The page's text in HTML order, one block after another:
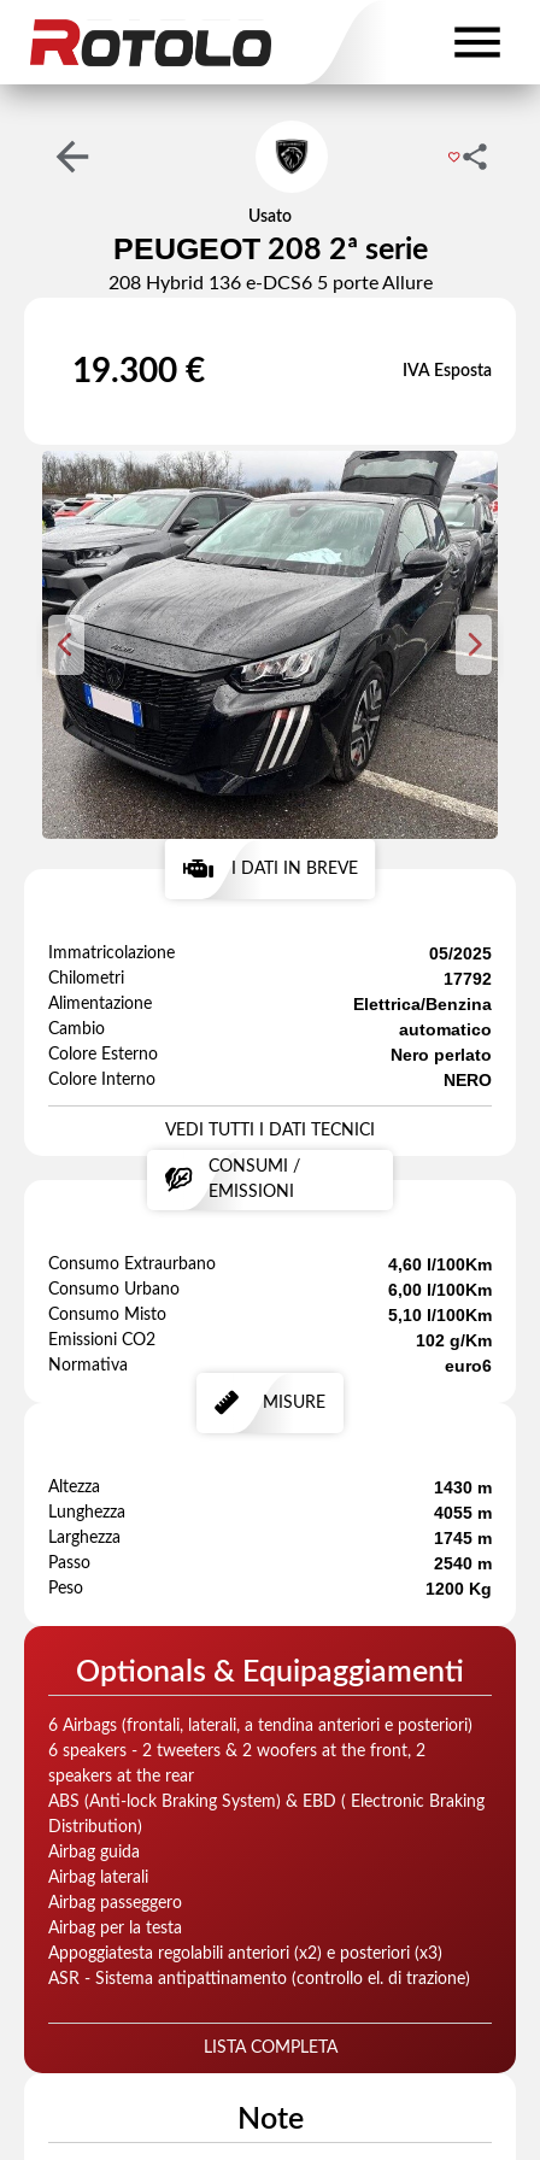
Usato
PEUGEOT208 2ª serie
208 Hybrid 136 e-DCS6 5 porte Allure
19.300 € IVA Esposta
I DATI IN BREVE
Immatricolazione 05/2025
Chilometri 17792
Alimentazione Elettrica/Benzina
Cambio automatico
Colore Esterno Nero perlato
Colore Interno NERO
VEDI TUTTI I DATI TECNICI
CONSUMI /
EMISSIONI
Consumo Extraurbano 4,60 l/100Km
Consumo Urbano 6,00 l/100Km
Consumo Misto 5,10 l/100Km
Emissioni CO2 102 g/Km
Normativa euro6
MISURE
Altezza 1430 m
Lunghezza 4055 m
Larghezza 1745 m
Passo 2540 m
Peso 1200 Kg
Optionals & Equipaggiamenti
6 Airbags (frontali, laterali, a tendina anteriori e posteriori)
6 speakers - 2 tweeters & 2 woofers at the front, 2
speakers at the rear
ABS (Anti-lock Braking System) & EBD ( Electronic Braking
Distribution)
Airbag guida
Airbag laterali
Airbag passeggero
Airbag per la testa
Appoggiatesta regolabili anteriori (x2) e posteriori (x3)
ASR - Sistema antipattinamento (controllo el. di trazione)
LISTA COMPLETA
Note